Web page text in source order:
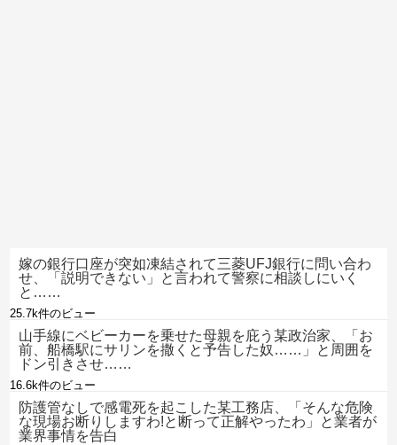
嫁の銀行口座が突如凍結されて三菱UFJ銀行に問い合わ
せ、「説明できない」と言われて警察に相談しにいく
と……
25.7k件のビュー
山手線にベビーカーを乗せた母親を庇う某政治家、「お
前、船橋駅にサリンを撒くと予告した奴……」と周囲を
ドン引きさせ……
16.6k件のビュー
防護管なしで感電死を起こした某工務店、「そんな危険
な現場お断りしますわ!と断って正解やったわ」と業者が
業界事情を告白